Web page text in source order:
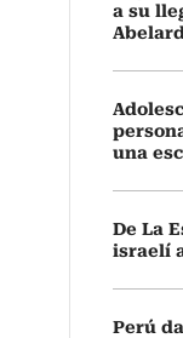
a su
una
De La
israelí
Perú